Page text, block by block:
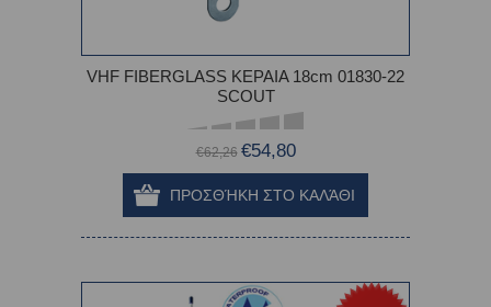
VHF FIBERGLASS ΚΕΡΑΙΑ 18cm 01830-22
SCOUT
€62,26 €54,80